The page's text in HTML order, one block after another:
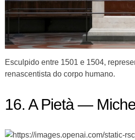
Esculpido entre 1501 e 1504,
renascentista do corpo humano.
16. A Pietà —